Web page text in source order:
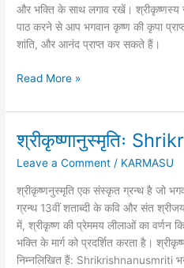
और भक्ति के साथ लगाव रखें। श्रीकृष्णस्य
पाठ करने से आप भगवान कृष्ण की कृपा
शांति, और आनंद प्राप्त कर सकते हैं।
Read More »
श्रीकृष्णानुस्मृतिः
Leave a Comment / KARMASU
श्रीकृष्णनुस्मृति एक संस्कृत ग्रन्थ है जो
ग्रन्थ 13वीं शताब्दी के कवि और संत
में, श्रीकृष्ण की प्रेममय लीलाओं का वर्णन
भक्ति के मार्ग को प्रदर्शित करता है।
निम्नलिखित हैं: Shrikrishnanusmriti
श्रीकृष्णानुस्मृतिः
Shrikrishnanusmriti